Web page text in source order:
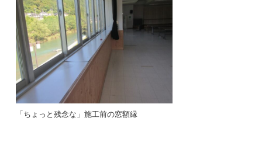
「ちょっと残念な」施工前の窓額縁